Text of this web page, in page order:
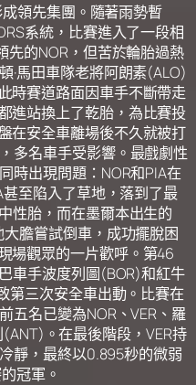
領先集團。隨著雨勢暫
系統，比賽進入了一段相
先的NOR，但苦於輪胎過熱
·馬田車隊老將阿朗素(ALO)
時賽道路面因車手不斷帶走
進站換上了乾胎，為比賽投
在安全車離場後不久就被打
多名車手受影響。最戲劇性
時出現問題：NOR和PIA在
至陷入了草地，落到了最
性胎，而在墨爾本出生的
膽嘗試倒車，成功擺脫困
場觀眾的一片歡呼。第46
車手波度列圖(BOR)和紅牛
第三次安全車出動。比賽在
五名已變為NOR、VER、羅
。在最後階段，VER持
靜，最終以0.895秒的微弱
冠軍。